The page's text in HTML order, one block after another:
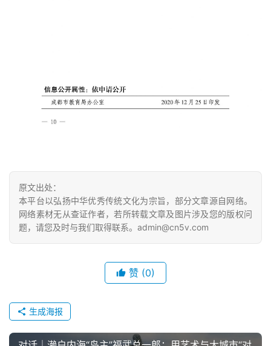
原文出处：
本平台以弘扬中华优秀传统文化为宗旨，部分文章源自网络。
网络素材无从查证作者，若所转载文章及图片涉及您的版权问
题，请您及时与我们取得联系。admin@cn5v.com
赞 (0)
生成海报